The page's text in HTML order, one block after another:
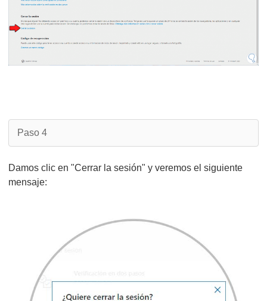
Paso 4
Damos clic en "Cerrar la sesión" y veremos el siguiente
mensaje: